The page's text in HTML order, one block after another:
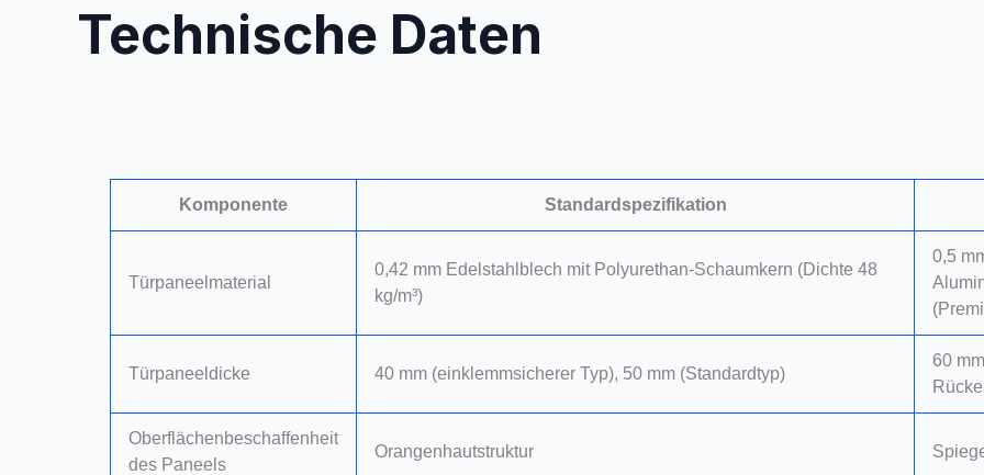
Technische Daten
Komponente Standardspezifikation
Türpaneelmaterial
0,42 mm Edelstahlblech mit Polyurethan-Schaumkern (Dichte 48
kg/m³)
0,5
Türpaneeldicke 40 mm (einklemmsicherer Typ), 50 mm (Standardtyp)
60
Oberflächenbeschaffenheit
des Paneels
Orangenhautstruktur